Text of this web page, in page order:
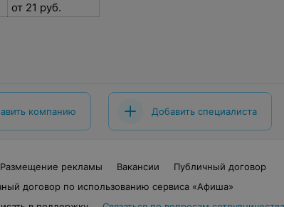
от 21 руб.
компанию Добавить специалиста
Размещение рекламы Вакансии
Публичный договор
договор по использованию сервиса «Афиша»